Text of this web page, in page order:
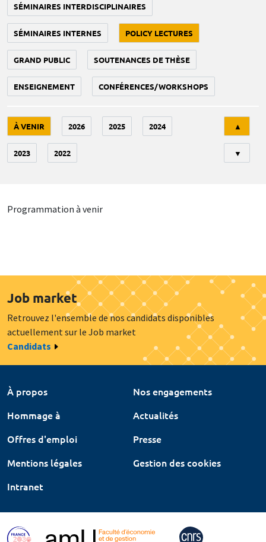
SÉMINAIRES INTERDISCIPLINAIRES
SÉMINAIRES INTERNES POLICY LECTURES
GRAND PUBLIC SOUTENANCES DE THÈSE
ENSEIGNEMENT CONFÉRENCES/WORKSHOPS
À VENIR 2026 2025 2024
2023 2022
▲
▼
Programmation à venir
Job market
Retrouvez l'ensemble de nos candidats disponibles
actuellement sur le Job market
Candidats
À propos
Nos engagements
Hommage à
Actualités
Offres d'emploi
Presse
Mentions légales
Gestion des cookies
Intranet